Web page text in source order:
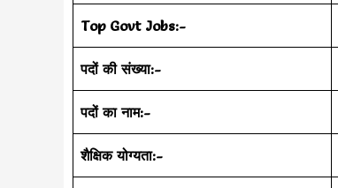
Top Govt Jobs:-
पदों की संख्या:-
पदों का नाम:-
शैक्षिक योग्यता:-